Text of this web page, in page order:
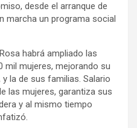
desde el arranque de
marcha un programa social
habrá ampliado las
mil mujeres, mejorando su
la de sus familias. Salario
las mujeres, garantiza sus
y al mismo tiempo